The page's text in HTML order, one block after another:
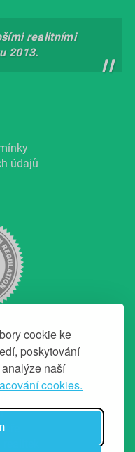
cookie ke
poskytování
naší
cookies.
realitními
2013.
údajů